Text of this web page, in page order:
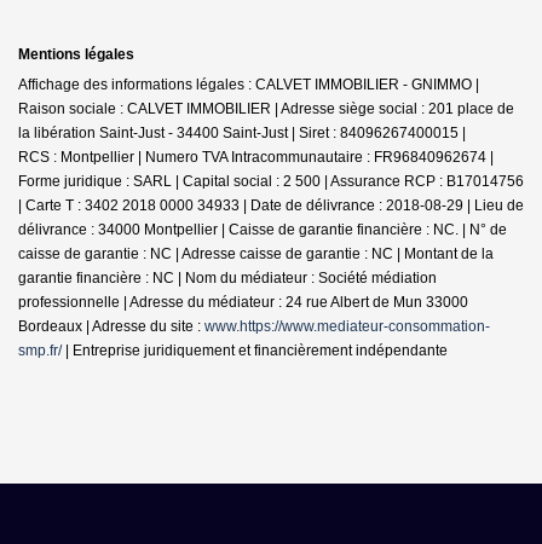
Mentions légales
Affichage des informations légales : CALVET IMMOBILIER - GNIMMO |
Raison sociale : CALVET IMMOBILIER | Adresse siège social : 201 place de
la libération Saint-Just - 34400 Saint-Just | Siret : 84096267400015 |
RCS : Montpellier | Numero TVA Intracommunautaire : FR96840962674 |
Forme juridique : SARL | Capital social : 2 500 | Assurance RCP : B17014756
| Carte T : 3402 2018 0000 34933 | Date de délivrance : 2018-08-29 | Lieu de
délivrance : 34000 Montpellier | Caisse de garantie financière : NC. | N° de
caisse de garantie : NC | Adresse caisse de garantie : NC | Montant de la
garantie financière : NC | Nom du médiateur : Société médiation
professionnelle | Adresse du médiateur : 24 rue Albert de Mun 33000
Bordeaux | Adresse du site : www.https://www.mediateur-consommation-
smp.fr/| Entreprise juridiquement et financièrement indépendante